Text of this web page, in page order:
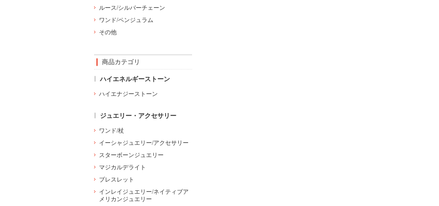
ルース/シルバーチェーン
ワンド/ペンジュラム
その他
商品カテゴリ
ハイエネルギーストーン
ハイエナジーストーン
ジュエリー・アクセサリー
ワンド/杖
イーシャジュエリー/アクセサリー
スターボーンジュエリー
マジカルデライト
ブレスレット
インレイジュエリー/ネイティブア
メリカンジュエリー